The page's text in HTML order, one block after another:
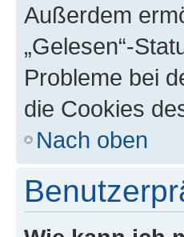
Außerdem
„Gelesen“-
Probleme bei
die Cookies
Nach oben